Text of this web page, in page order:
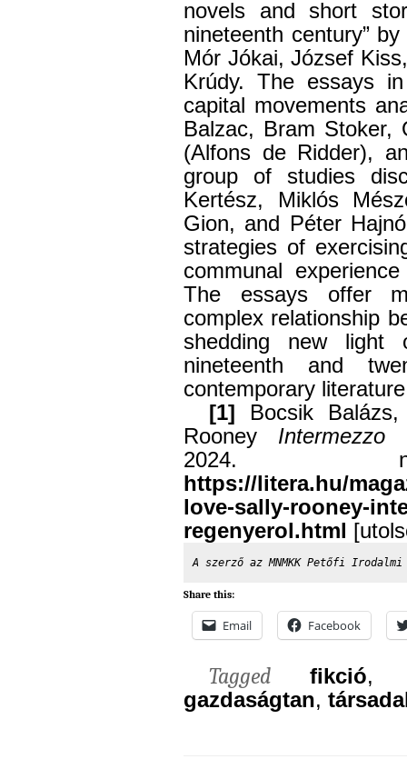
novels and short
nineteenth century”
Mór Jókai, József
Krúdy. The essays
capital movements
Balzac, Bram Stoker,
(Alfons de Ridder),
group of studies
Kertész, Miklós
Gion, and Péter
strategies of
communal
The essays offer
complex relationship
shedding new light
nineteenth and
contemporary
[1]
Bocsik
Rooney Intermezzo
2024.
https://litera.hu/
love-sally-rooney-
regenyerol.html
A szerző az MNMKK Petőfi
Share this:
Email Facebook
Tagged fikció
gazdaságtan,